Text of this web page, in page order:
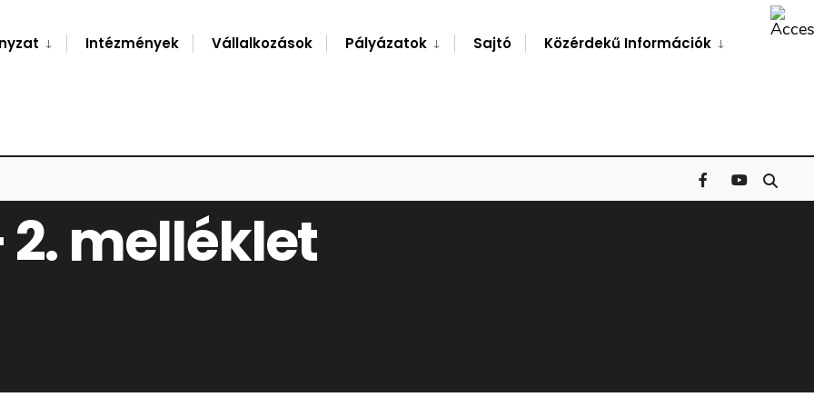
Intézmények Vállalkozások Pályázatok Sajtó Közérdekű Információk
2. melléklet
Window